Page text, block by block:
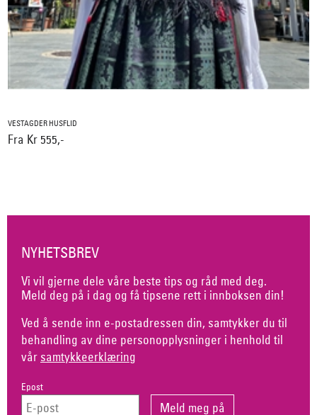
VESTAGDER HUSFLID
Fra Kr 555,-
NYHETSBREV
Vi vil gjerne dele våre beste tips og råd med deg.
Meld deg på i dag og få tipsene rett i innboksen din!
Ved å sende inn e-postadressen din, samtykker du til
behandling av dine personopplysninger i henhold til
vår samtykkeerklæring
Epost